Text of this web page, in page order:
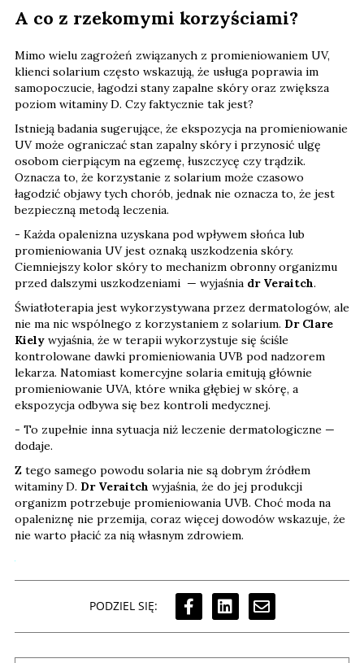
A co z rzekomymi korzyściami?
Mimo wielu zagrożeń związanych z promieniowaniem UV,
klienci solarium często wskazują, że usługa poprawia im
samopoczucie, łagodzi stany zapalne skóry oraz zwiększa
poziom witaminy D. Czy faktycznie tak jest?
Istnieją badania sugerujące, że ekspozycja na promieniowanie
UV może ograniczać stan zapalny skóry i przynosić ulgę
osobom cierpiącym na egzemę, łuszczycę czy trądzik.
Oznacza to, że korzystanie z solarium może czasowo
łagodzić objawy tych chorób, jednak nie oznacza to, że jest
bezpieczną metodą leczenia.
- Każda opalenizna uzyskana pod wpływem słońca lub
promieniowania UV jest oznaką uszkodzenia skóry.
Ciemniejszy kolor skóry to mechanizm obronny organizmu
przed dalszymi uszkodzeniami — wyjaśnia dr Veraitch.
Światłoterapia jest wykorzystywana przez dermatologów, ale
nie ma nic wspólnego z korzystaniem z solarium. Dr Clare
Kiely wyjaśnia, że w terapii wykorzystuje się ściśle
kontrolowane dawki promieniowania UVB pod nadzorem
lekarza. Natomiast komercyjne solaria emitują głównie
promieniowanie UVA, które wnika głębiej w skórę, a
ekspozycja odbywa się bez kontroli medycznej.
- To zupełnie inna sytuacja niż leczenie dermatologiczne —
dodaje.
Z tego samego powodu solaria nie są dobrym źródłem
witaminy D. Dr Veraitch wyjaśnia, że do jej produkcji
organizm potrzebuje promieniowania UVB. Choć moda na
opaleniznę nie przemija, coraz więcej dowodów wskazuje, że
nie warto płacić za nią własnym zdrowiem.
PODZIEL SIĘ: